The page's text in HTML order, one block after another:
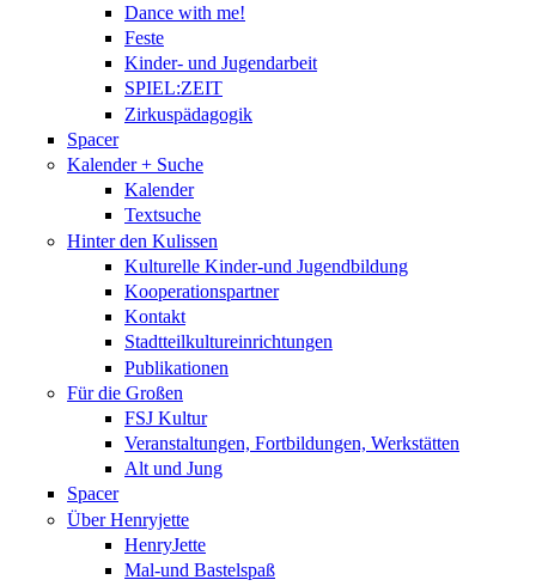
Dance with me!
Feste
Kinder- und Jugendarbeit
SPIEL:ZEIT
Zirkuspädagogik
Spacer
Kalender + Suche
Kalender
Textsuche
Hinter den Kulissen
Kulturelle Kinder-und Jugendbildung
Kooperationspartner
Kontakt
Stadtteilkultureinrichtungen
Publikationen
Für die Großen
FSJ Kultur
Veranstaltungen, Fortbildungen, Werkstätten
Alt und Jung
Spacer
Über Henryjette
HenryJette
Mal-und Bastelspaß